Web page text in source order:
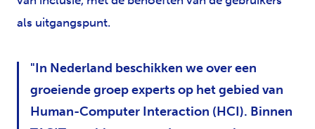
als uitgangspunt.
In Nederland beschikken we over een
groeiende groep experts op het gebied van
Human-Computer Interaction (HCI). Binnen